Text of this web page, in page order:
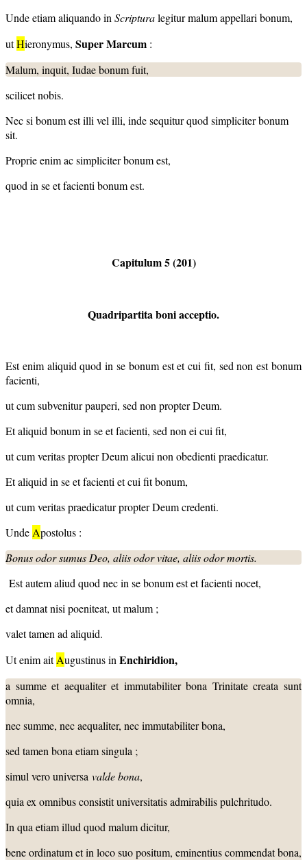
Unde etiam aliquando in Scripturalegitur malum appellari bonum,
utHieronymus, Super Marcum :
Malum, inquit, Iudae bonum fuit,
scilicet nobis.
Nec si bonum est illi vel illi, inde sequitur quod simpliciter bonum
sit.
Proprie enim ac simpliciter bonum est,
quod in se et facienti bonum est.
Capitulum 5 (201)
Quadripartita boni acceptio.
Est enim aliquid quod in se bonum est et cui fit, sed non est bonum
facienti,
ut cum subvenitur pauperi, sed non propter Deum.
Et aliquid bonum in se et facienti, sed non ei cui fit,
ut cum veritas propter Deum alicui non obedienti praedicatur.
Et aliquid in se et facienti et cui fit bonum,
ut cum veritas praedicatur propter Deum credenti.
Unde Apostolus :
Bonus odor sumus Deo, aliis odor vitae, aliis odor mortis.
Est autem aliud quod nec in se bonum est et facienti nocet,
et damnat nisi poeniteat, ut malum ;
valet tamen ad aliquid.
Ut enim aitAugustinus in Enchiridion,
a summe et aequaliter et immutabiliter bona Trinitate creata sunt
omnia,
nec summe, nec aequaliter, nec immutabiliter bona,
sed tamen bona etiam singula ;
simul vero universa valde bona,
quia ex omnibus consistit universitatis admirabilis pulchritudo.
In qua etiam illud quod malum dicitur,
bene ordinatum et in loco suo positum, eminentius commendat bona,